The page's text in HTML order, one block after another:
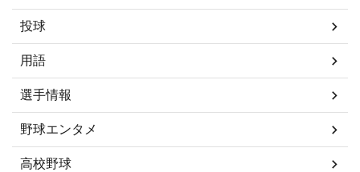
投球
用語
選手情報
野球エンタメ
高校野球